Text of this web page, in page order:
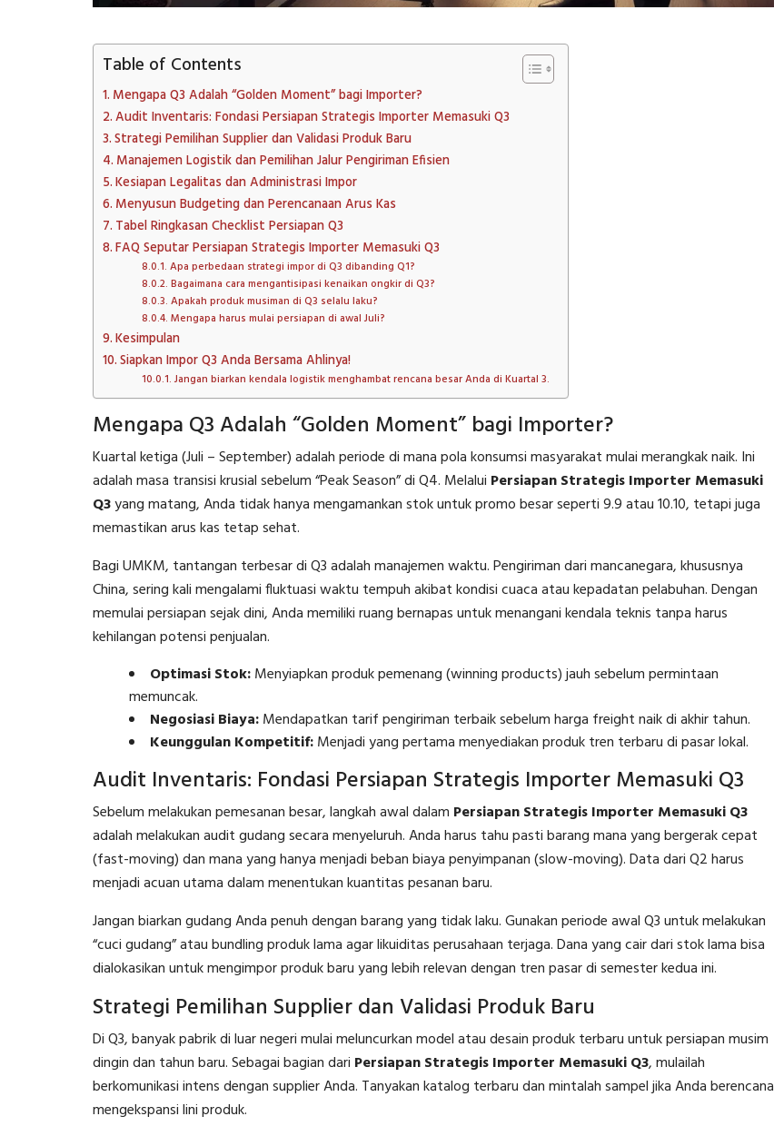
Table of Contents
Mengapa Q3 Adalah “Golden Moment” bagi Importer?
Audit Inventaris: Fondasi Persiapan Strategis Importer Memasuki Q3
Strategi Pemilihan Supplier dan Validasi Produk Baru
Manajemen Logistik dan Pemilihan Jalur Pengiriman Efisien
Kesiapan Legalitas dan Administrasi Impor
Menyusun Budgeting dan Perencanaan Arus Kas
Tabel Ringkasan Checklist Persiapan Q3
FAQ Seputar Persiapan Strategis Importer Memasuki Q3
Apa perbedaan strategi impor di Q3 dibanding Q1?
Bagaimana cara mengantisipasi kenaikan ongkir di Q3?
Apakah produk musiman di Q3 selalu laku?
Mengapa harus mulai persiapan di awal Juli?
Kesimpulan
Siapkan Impor Q3 Anda Bersama Ahlinya!
Jangan biarkan kendala logistik menghambat rencana besar Anda di Kuartal 3.
Mengapa Q3 Adalah “Golden Moment” bagi Importer?
Kuartal ketiga (Juli – September) adalah periode di mana pola konsumsi masyarakat mulai merangkak naik. Ini
adalah masa transisi krusial sebelum “Peak Season” di Q4. Melalui Persiapan Strategis Importer Memasuki
Q3yang matang, Anda tidak hanya mengamankan stok untuk promo besar seperti 9.9 atau 10.10, tetapi juga
memastikan arus kas tetap sehat.
Bagi UMKM, tantangan terbesar di Q3 adalah manajemen waktu. Pengiriman dari mancanegara, khususnya
China, sering kali mengalami fluktuasi waktu tempuh akibat kondisi cuaca atau kepadatan pelabuhan. Dengan
memulai persiapan sejak dini, Anda memiliki ruang bernapas untuk menangani kendala teknis tanpa harus
kehilangan potensi penjualan.
Optimasi Stok:Menyiapkan produk pemenang (winning products) jauh sebelum permintaan
memuncak.
Negosiasi Biaya:Mendapatkan tarif pengiriman terbaik sebelum harga freight naik di akhir tahun.
Keunggulan Kompetitif:Menjadi yang pertama menyediakan produk tren terbaru di pasar lokal.
Audit Inventaris: Fondasi Persiapan Strategis Importer Memasuki Q3
Sebelum melakukan pemesanan besar, langkah awal dalam Persiapan Strategis Importer Memasuki Q3
adalah melakukan audit gudang secara menyeluruh. Anda harus tahu pasti barang mana yang bergerak cepat
(fast-moving) dan mana yang hanya menjadi beban biaya penyimpanan (slow-moving). Data dari Q2 harus
menjadi acuan utama dalam menentukan kuantitas pesanan baru.
Jangan biarkan gudang Anda penuh dengan barang yang tidak laku. Gunakan periode awal Q3 untuk melakukan
“cuci gudang” atau bundling produk lama agar likuiditas perusahaan terjaga. Dana yang cair dari stok lama bisa
dialokasikan untuk mengimpor produk baru yang lebih relevan dengan tren pasar di semester kedua ini.
Strategi Pemilihan Supplier dan Validasi Produk Baru
Di Q3, banyak pabrik di luar negeri mulai meluncurkan model atau desain produk terbaru untuk persiapan musim
dingin dan tahun baru. Sebagai bagian dari Persiapan Strategis Importer Memasuki Q3, mulailah
berkomunikasi intens dengan supplier Anda. Tanyakan katalog terbaru dan mintalah sampel jika Anda berencana
mengekspansi lini produk.